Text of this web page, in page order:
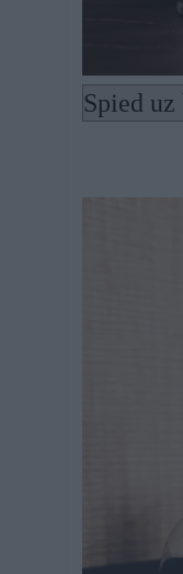
Spied